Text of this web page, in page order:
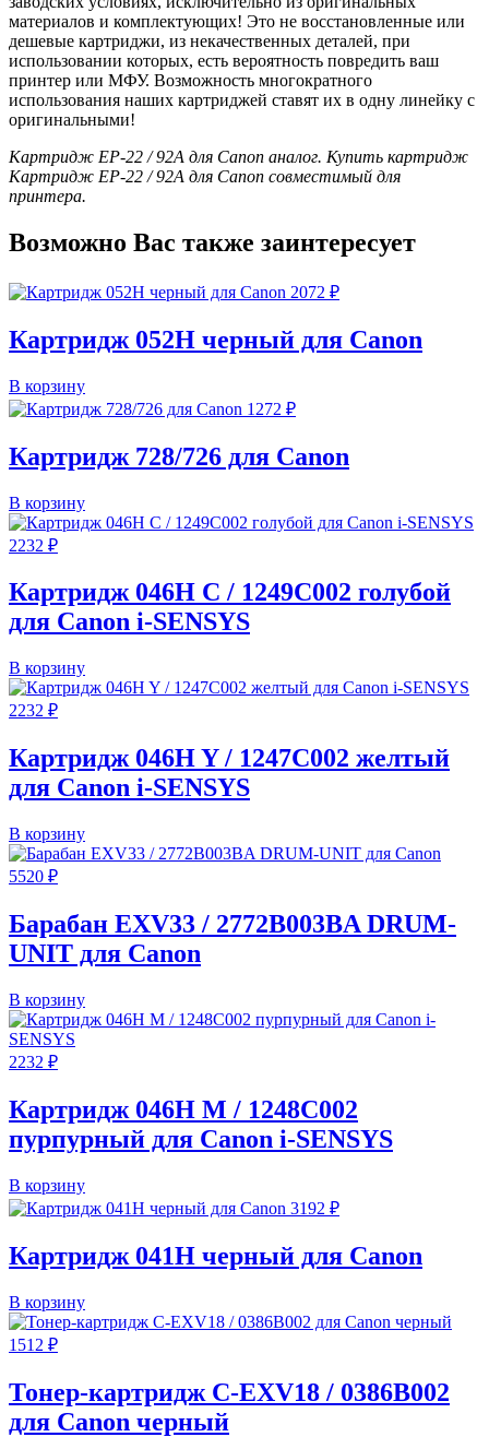
материалов и комплектующих! Это не восстановленные или
дешевые картриджи, из некачественных деталей, при
использовании которых, есть вероятность повредить ваш
принтер или МФУ. Возможность многократного
использования наших картриджей ставят их в одну линейку с
оригинальными!
Картридж EP-22 / 92A для Canon аналог. Купить картридж
Картридж EP-22 / 92A для Canon совместимый для
принтера.
Возможно Вас также заинтересует
2072 ₽
Картридж 052H черный для Canon
В корзину
1272 ₽
Картридж 728/726 для Canon
В корзину
2232 ₽
Картридж 046H C / 1249C002 голубой
для Canon i-SENSYS
В корзину
2232 ₽
Картридж 046H Y / 1247C002 желтый
для Canon i-SENSYS
В корзину
5520 ₽
Барабан EXV33 / 2772B003BA DRUM-
UNIT для Canon
В корзину
2232 ₽
Картридж 046H M / 1248C002
пурпурный для Canon i-SENSYS
В корзину
3192 ₽
Картридж 041H черный для Canon
В корзину
1512 ₽
Тонер-картридж C-EXV18 / 0386B002
для Canon черный